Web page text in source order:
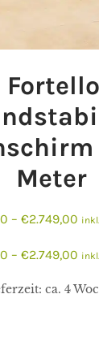
Meter
– €2.749,00
– €2.749,00
ca. 4